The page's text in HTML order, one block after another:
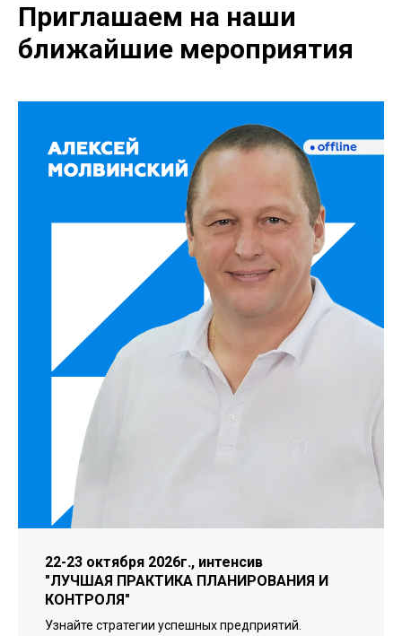
Приглашаем на наши
ближайшие мероприятия
22-23 октября 2026г., интенсив
"ЛУЧШАЯ ПРАКТИКА ПЛАНИРОВАНИЯ И
КОНТРОЛЯ"
Узнайте стратегии успешных предприятий.